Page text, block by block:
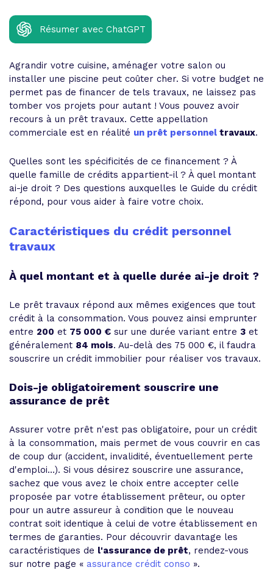
Résumer avec ChatGPT
Agrandir votre cuisine, aménager votre salon ou
installer une piscine peut coûter cher. Si votre budget ne
permet pas de financer de tels travaux, ne laissez pas
tomber vos projets pour autant ! Vous pouvez avoir
recours à un prêt travaux. Cette appellation
commerciale est en réalité un prêt personnel travaux.
Quelles sont les spécificités de ce financement ? À
quelle famille de crédits appartient-il ? À quel montant
ai-je droit ? Des questions auxquelles le Guide du crédit
répond, pour vous aider à faire votre choix.
Caractéristiques du crédit personnel
travaux
À quel montant et à quelle durée ai-je droit ?
Le prêt travaux répond aux mêmes exigences que tout
crédit à la consommation. Vous pouvez ainsi emprunter
entre 200 et 75 000 € sur une durée variant entre 3 et
généralement 84 mois. Au-delà des 75 000 €, il faudra
souscrire un crédit immobilier pour réaliser vos travaux.
Dois-je obligatoirement souscrire une
assurance de prêt
Assurer votre prêt n'est pas obligatoire, pour un crédit
à la consommation, mais permet de vous couvrir en cas
de coup dur (accident, invalidité, éventuellement perte
d'emploi...). Si vous désirez souscrire une assurance,
sachez que vous avez le choix entre accepter celle
proposée par votre établissement prêteur, ou opter
pour un autre assureur à condition que le nouveau
contrat soit identique à celui de votre établissement en
termes de garanties. Pour découvrir davantage les
caractéristiques de l'assurance de prêt, rendez-vous
sur notre page « assurance crédit conso ».